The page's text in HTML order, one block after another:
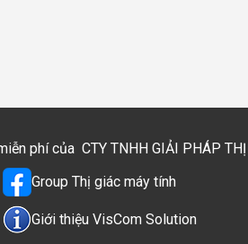
phí của CTY TNHH GIẢI PHÁP
Group Thị giác máy tính
Giới thiệu VisCom Solution